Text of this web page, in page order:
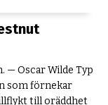
— Oscar Wilde Typ
som förnekar
till oräddhet